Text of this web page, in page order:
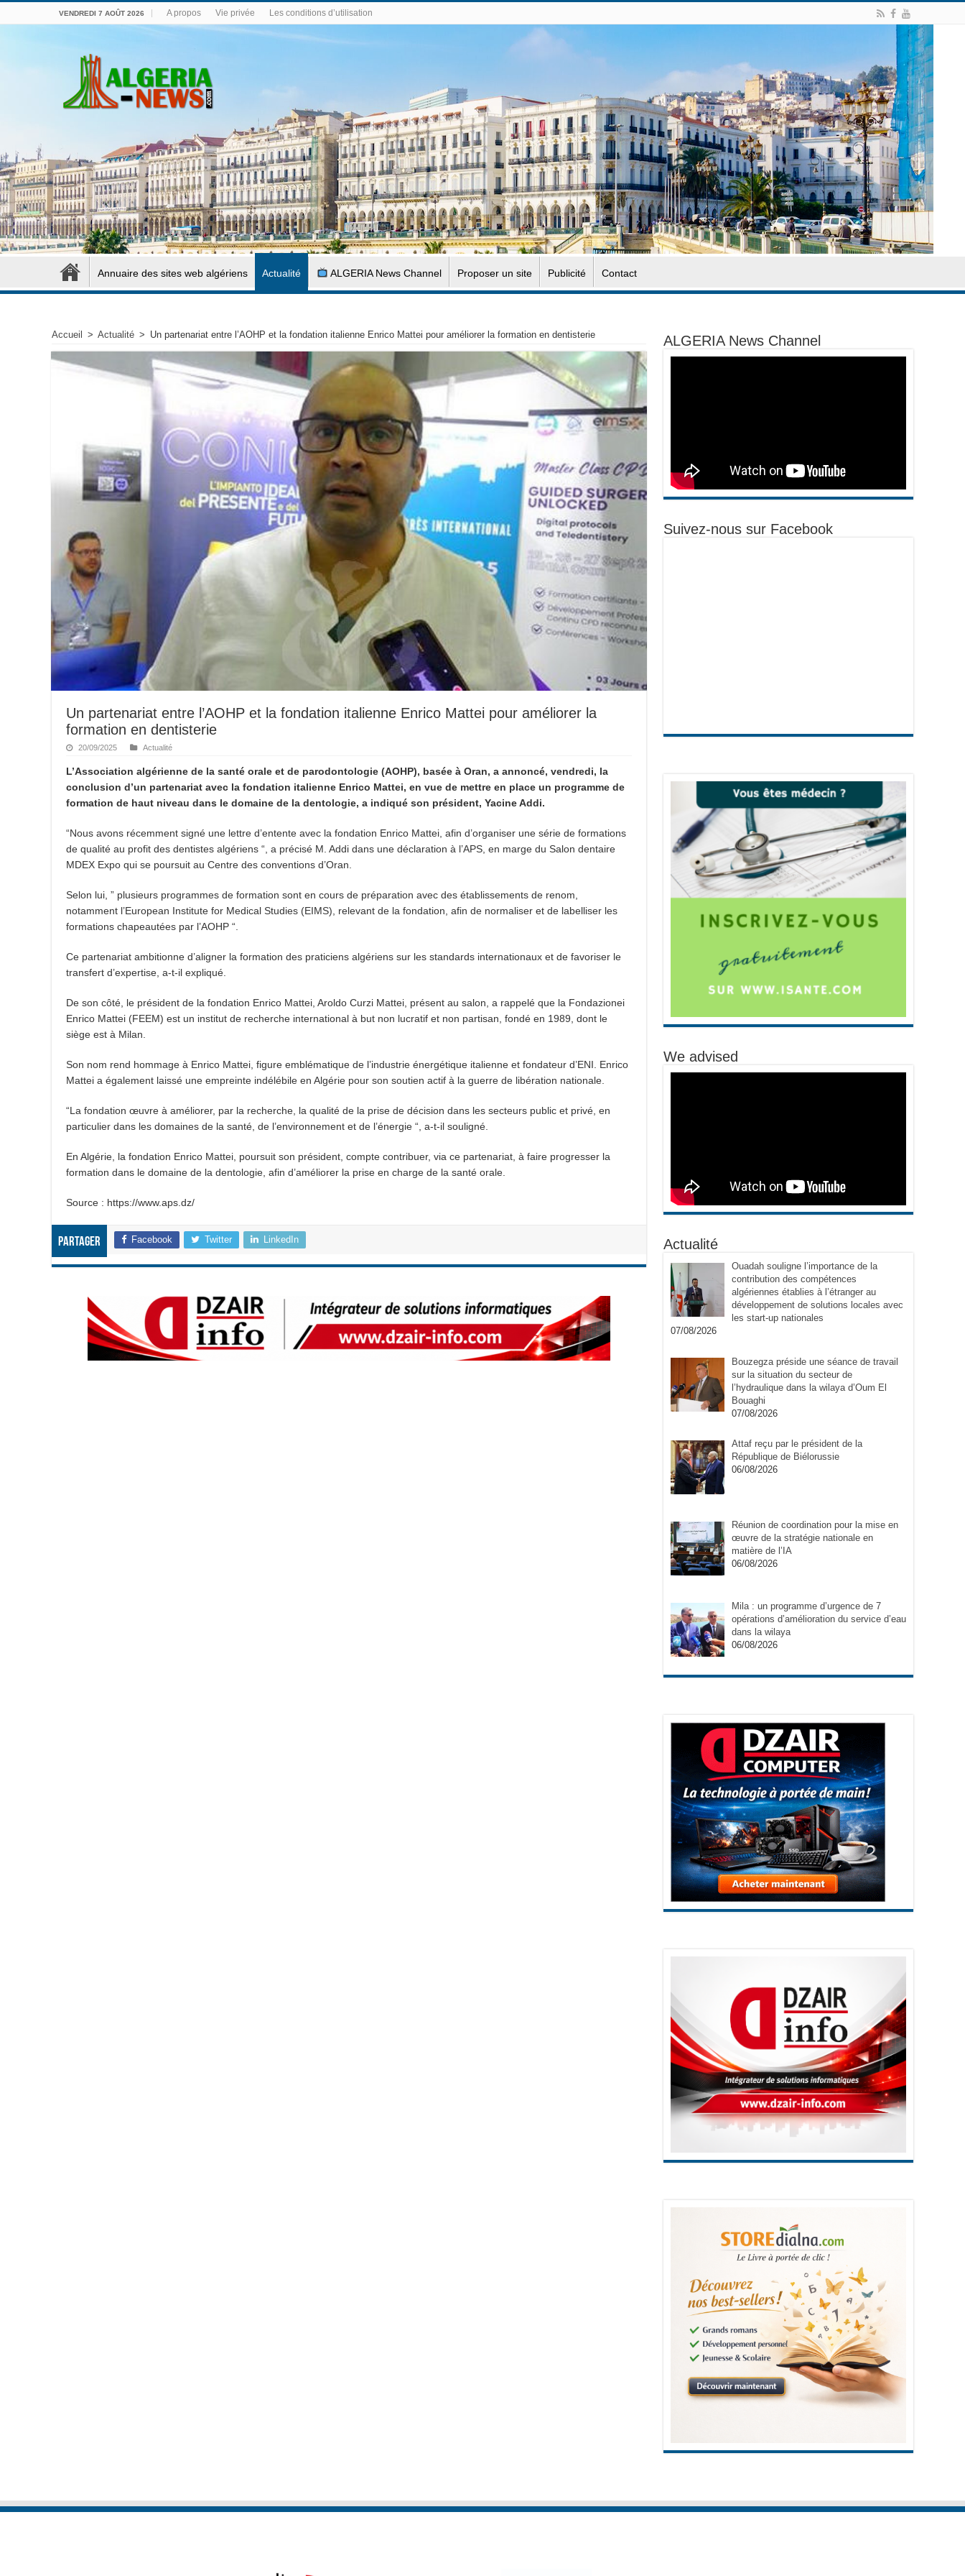
VENDREDI 7 AOÛT 2026 A propos Vie privée Les conditions d’utilisation
Annuaire des sites web algériens Actualité ALGERIA News Channel Proposer un site Publicité Contact
Accueil > Actualité > Un partenariat entre l’AOHP et la fondation italienne Enrico Mattei pour améliorer la formation en dentisterie
Un partenariat entre l’AOHP et la fondation italienne Enrico Mattei pour améliorer la
formation en dentisterie
20/09/2025 Actualité
L’Association algérienne de la santé orale et de parodontologie (AOHP), basée à Oran, a annoncé, vendredi, la
conclusion d’un partenariat avec la fondation italienne Enrico Mattei, en vue de mettre en place un programme de
formation de haut niveau dans le domaine de la dentologie, a indiqué son président, Yacine Addi.
“Nous avons récemment signé une lettre d’entente avec la fondation Enrico Mattei, afin d’organiser une série de formations
de qualité au profit des dentistes algériens “, a précisé M. Addi dans une déclaration à l’APS, en marge du Salon dentaire
MDEX Expo qui se poursuit au Centre des conventions d’Oran.
Selon lui, ” plusieurs programmes de formation sont en cours de préparation avec des établissements de renom,
notamment l’European Institute for Medical Studies (EIMS), relevant de la fondation, afin de normaliser et de labelliser les
formations chapeautées par l’AOHP “.
Ce partenariat ambitionne d’aligner la formation des praticiens algériens sur les standards internationaux et de favoriser le
transfert d’expertise, a-t-il expliqué.
De son côté, le président de la fondation Enrico Mattei, Aroldo Curzi Mattei, présent au salon, a rappelé que la Fondazionei
Enrico Mattei (FEEM) est un institut de recherche international à but non lucratif et non partisan, fondé en 1989, dont le
siège est à Milan.
Son nom rend hommage à Enrico Mattei, figure emblématique de l’industrie énergétique italienne et fondateur d’ENI. Enrico
Mattei a également laissé une empreinte indélébile en Algérie pour son soutien actif à la guerre de libération nationale.
“La fondation œuvre à améliorer, par la recherche, la qualité de la prise de décision dans les secteurs public et privé, en
particulier dans les domaines de la santé, de l’environnement et de l’énergie “, a-t-il souligné.
En Algérie, la fondation Enrico Mattei, poursuit son président, compte contribuer, via ce partenariat, à faire progresser la
formation dans le domaine de la dentologie, afin d’améliorer la prise en charge de la santé orale.
Source : https://www.aps.dz/
Partager Facebook Twitter LinkedIn
ALGERIA News Channel
Suivez-nous sur Facebook
We advised
Actualité
Ouadah souligne l’importance de la
contribution des compétences
algériennes établies à l’étranger au
développement de solutions locales avec
les start-up nationales
07/08/2026
Bouzegza préside une séance de travail
sur la situation du secteur de
l’hydraulique dans la wilaya d’Oum El
Bouaghi
07/08/2026
Attaf reçu par le président de la
République de Biélorussie
06/08/2026
Réunion de coordination pour la mise en
œuvre de la stratégie nationale en
matière de l’IA
06/08/2026
Mila : un programme d’urgence de 7
opérations d’amélioration du service d’eau
dans la wilaya
06/08/2026